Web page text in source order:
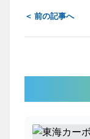
＜ 前の記事へ